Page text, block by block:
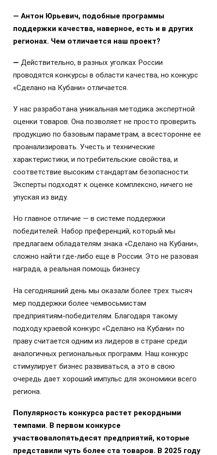
— Антон Юрьевич, подобные программы
поддержки качества, наверное, есть и в других
регионах. Чем отличается наш проект?
— Действительно, в разных уголках России
проводятся конкурсы в области качества, но конкурс
«Сделано на Кубани» отличается.
У нас разработана уникальная методика экспертной
оценки товаров. Она позволяет не просто проверить
продукцию по базовым параметрам, а всесторонне ее
проанализировать. Учесть и технические
характеристики, и потребительские свойства, и
соответствие высоким стандартам безопасности.
Эксперты подходят к оценке комплексно, ничего не
упуская из виду.
Но главное отличие — в системе поддержки
победителей. Набор преференций, который мы
предлагаем обладателям знака «Сделано на Кубани»,
сложно найти где‑либо еще в России. Это не разовая
награда, а реальная помощь бизнесу.
На сегодняшний день мы оказали более трех тысяч
мер поддержки более чемвосьмистам
предприятиям‑победителям. Благодаря такому
подходу краевой конкурс «Сделано на Кубани» по
праву считается одним из лидеров в стране среди
аналогичных региональных программ. Наш конкурс
стимулирует бизнес развиваться, а это в свою
очередь дает хороший импульс для экономики всего
региона.
Популярность конкурса растет рекордными
темпами. В первом конкурсе
участвовалопятьдесят предприятий, которые
представили чуть более ста товаров. В 2025 году